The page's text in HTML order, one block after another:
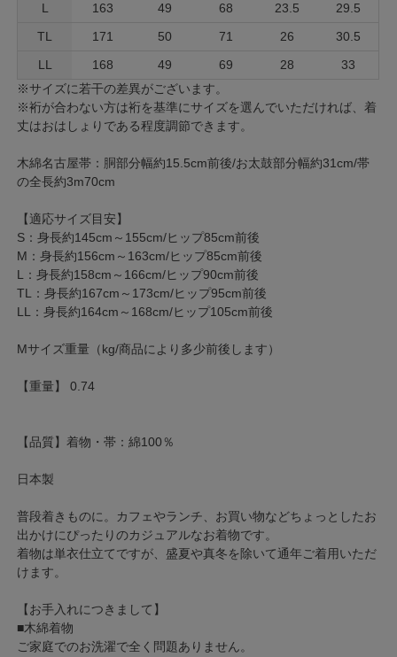
L
163 49 68 23.5
29.5
TL
171 50 71 26
30.5
LL
168 49 69 28
33
※サイズに若干の差異がございます。
※裄が合わない方は裄を基準にサイズを選んでいただければ、着
丈はおはしょりである程度調節できます。
木綿名古屋帯：胴部分幅約15.5cm前後/お太鼓部分幅約31cm/帯
の全長約3m70cm
【適応サイズ目安】
S：身長約145cm～155cm/ヒップ85cm前後
M：身長約156cm～163cm/ヒップ85cm前後
L：身長約158cm～166cm/ヒップ90cm前後
TL：身長約167cm～173cm/ヒップ95cm前後
LL：身長約164cm～168cm/ヒップ105cm前後
Mサイズ重量（kg/商品により多少前後します）
【重量】 0.74
【品質】着物・帯：綿100％
日本製
普段着きものに。カフェやランチ、お買い物などちょっとしたお
出かけにぴったりのカジュアルなお着物です。
着物は単衣仕立てですが、盛夏や真冬を除いて通年ご着用いただ
けます。
【お手入れにつきまして】
■木綿着物
ご家庭でのお洗濯で全く問題ありません。